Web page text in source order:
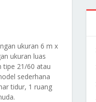
ukuran 6 m x
ukuran luas
tipe 21/60 atau
sederhana
tidur, 1 ruang